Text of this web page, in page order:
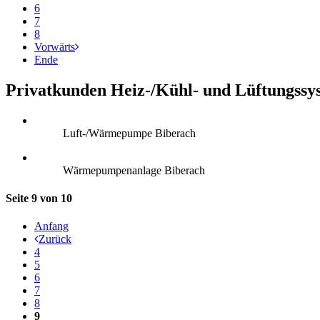
6
7
8
Vorwärts
Ende
Privatkunden Heiz-/Kühl- und
Luft-/Wärmepumpe Biberach
Wärmepumpenanlage Biberach
Seite 9 von 10
Anfang
Zurück
4
5
6
7
8
9